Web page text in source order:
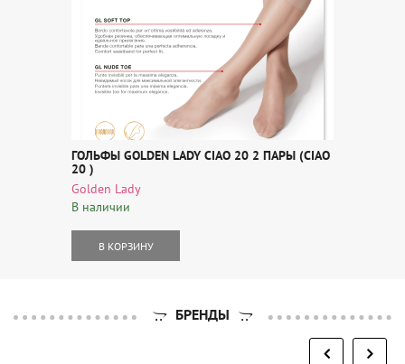
ГОЛЬФЫ GOLDEN LADY CIAO 20 2 ПАРЫ (CIAO
20 )
Golden Lady
В наличии
В КОРЗИНУ
БРЕНДЫ